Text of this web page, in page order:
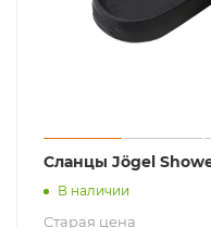
Сланцы Jögel
В наличии
Старая цена